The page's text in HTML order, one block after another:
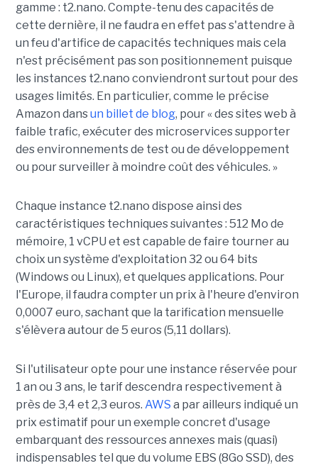
gamme : t2.nano. Compte-tenu des capacités de
cette dernière, il ne faudra en effet pas s'attendre à
un feu d'artifice de capacités techniques mais cela
n'est précisément pas son positionnement puisque
les instances t2.nano conviendront surtout pour des
usages limités. En particulier, comme le précise
Amazon dansun billet de blog, pour « des sites web à
faible trafic, exécuter des microservices supporter
des environnements de test ou de développement
ou pour surveiller à moindre coût des véhicules. »
Chaque instance t2.nano dispose ainsi des
caractéristiques techniques suivantes : 512 Mo de
mémoire, 1 vCPU et est capable de faire tourner au
choix un système d'exploitation 32 ou 64 bits
(Windows ou Linux), et quelques applications. Pour
l'Europe, il faudra compter un prix à l'heure d'environ
0,0007 euro, sachant que la tarification mensuelle
s'élèvera autour de 5 euros (5,11 dollars).
Si l'utilisateur opte pour une instance réservée pour
1 an ou 3 ans, le tarif descendra respectivement à
près de 3,4 et 2,3 euros. AWS a par ailleurs indiqué un
prix estimatif pour un exemple concret d'usage
embarquant des ressources annexes mais (quasi)
indispensables tel que du volume EBS (8Go SSD), des